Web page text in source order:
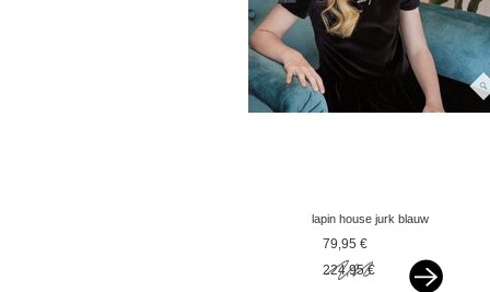
lapin house jurk blauw
fluweel v-v xx
79,95 €
224,95 €